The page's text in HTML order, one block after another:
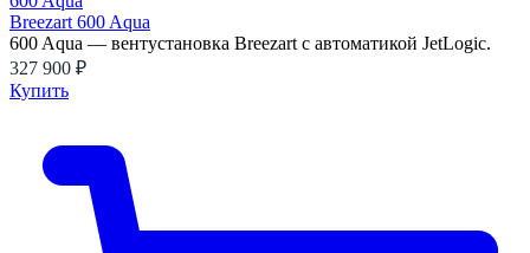
Breezart 600 Aqua
600 Aqua — вентустановка Breezart с автоматикой JetLogic.
327 900 ₽
Купить